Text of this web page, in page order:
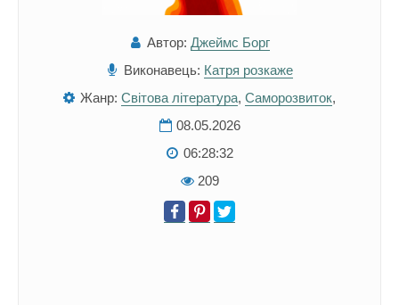
Автор: Джеймс Борг
Виконавець: Катря розкаже
Жанр: Світова література, Саморозвиток,
08.05.2026
06:28:32
209